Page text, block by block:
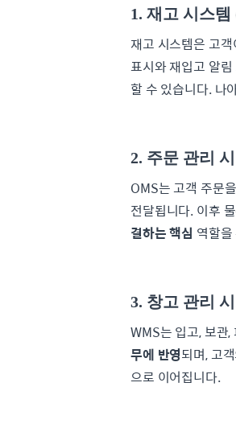
1. 재고 시스
재고 시스템은 고
표시와 재입고 알
할 수 있습니다. 나
2. 주문 관리
OMS는 고객 주문
전달됩니다. 이후
결하는 핵심 역할
3. 창고 관리
WMS는 입고, 보관
무에 반영되며, 고
으로 이어집니다.